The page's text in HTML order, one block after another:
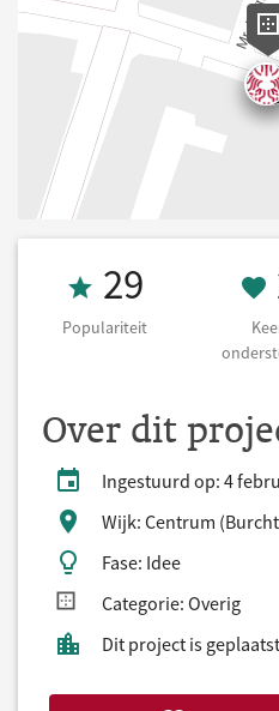
Populariteit
29
Populariteit
Over dit
Ingestuurd op: 4
Wijk: Centrum
Fase: Idee
Categorie: Overig
Dit project is